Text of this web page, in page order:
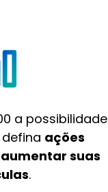
a possibilidade
ações
suas
.